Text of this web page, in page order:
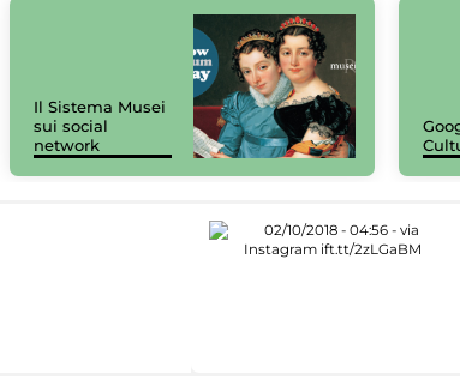
Il Sistema Musei
sui social
network